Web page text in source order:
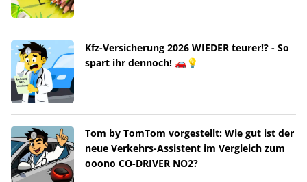
Kfz-Versicherung 2026 WIEDER teurer!? - So
spart ihr dennoch! 🚗💡
Tom by TomTom vorgestellt: Wie gut ist der
neue Verkehrs-Assistent im Vergleich zum
ooono CO-DRIVER NO2?